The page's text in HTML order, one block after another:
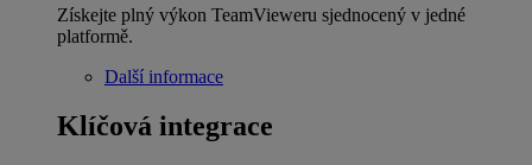
Získejte plný výkon TeamVieweru sjednocený v jedné
platformě.
Další informace
Klíčová integrace